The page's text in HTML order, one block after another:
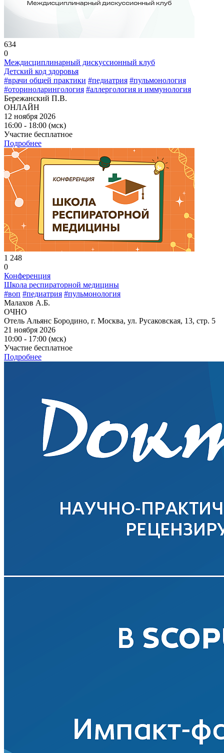
634
0
Междисциплинарный дискуссионный клуб
Детский код здоровья
#врачи общей практики #педиатрия #пульмонология
#оториноларингология #аллергология и иммунология
Бережанский П.В.
ОНЛАЙН
12 ноября 2026
16:00 - 18:00 (мск)
Участие бесплатное
Подробнее
1 248
0
Конференция
Школа респираторной медицины
#воп #педиатрия #пульмонология
Малахов А.Б.
ОЧНО
Отель Альянс Бородино, г. Москва, ул. Русаковская, 13, стр. 5
21 ноября 2026
10:00 - 17:00 (мск)
Участие бесплатное
Подробнее